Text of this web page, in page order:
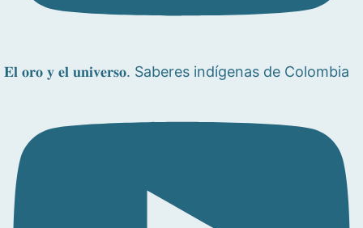
𝐄𝐥 𝐨𝐫𝐨 𝐲 𝐞𝐥 𝐮𝐧𝐢𝐯𝐞𝐫𝐬𝐨. Saberes indígenas de Colombia